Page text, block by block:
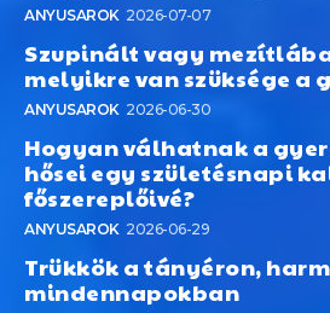
ANYUSAROK 2026-07-07
Szupinált vagy
melyikre van szüksége a
ANYUSAROK 2026-06-30
Hogyan válhatnak a
hősei egy születésnapi
főszereplőivé?
ANYUSAROK 2026-06-29
Trükkök a tányéron,
mindennapokban